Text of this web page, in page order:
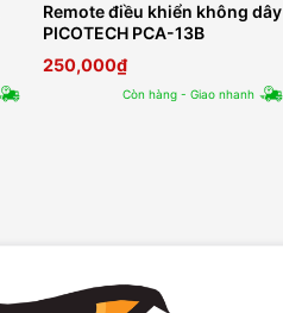
Remote điều khiển không dây
PICOTECH PCA-13B
250,000₫
Còn hàng - Giao nhanh